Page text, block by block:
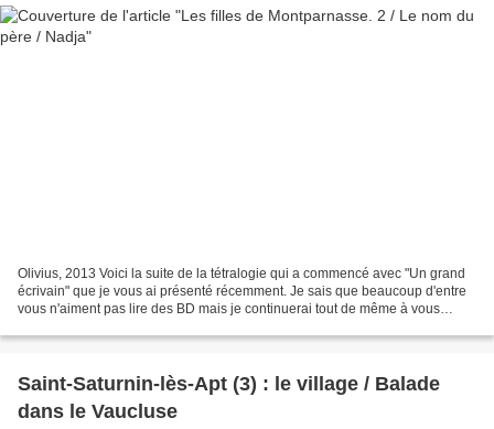
Olivius, 2013 Voici la suite de la tétralogie qui a commencé avec "Un grand
écrivain" que je vous ai présenté récemment. Je sais que beaucoup d'entre
vous n'aiment pas lire des BD mais je continuerai tout de même à vous
Saint-Saturnin-lès-Apt (3) : le village / Balade
dans le Vaucluse